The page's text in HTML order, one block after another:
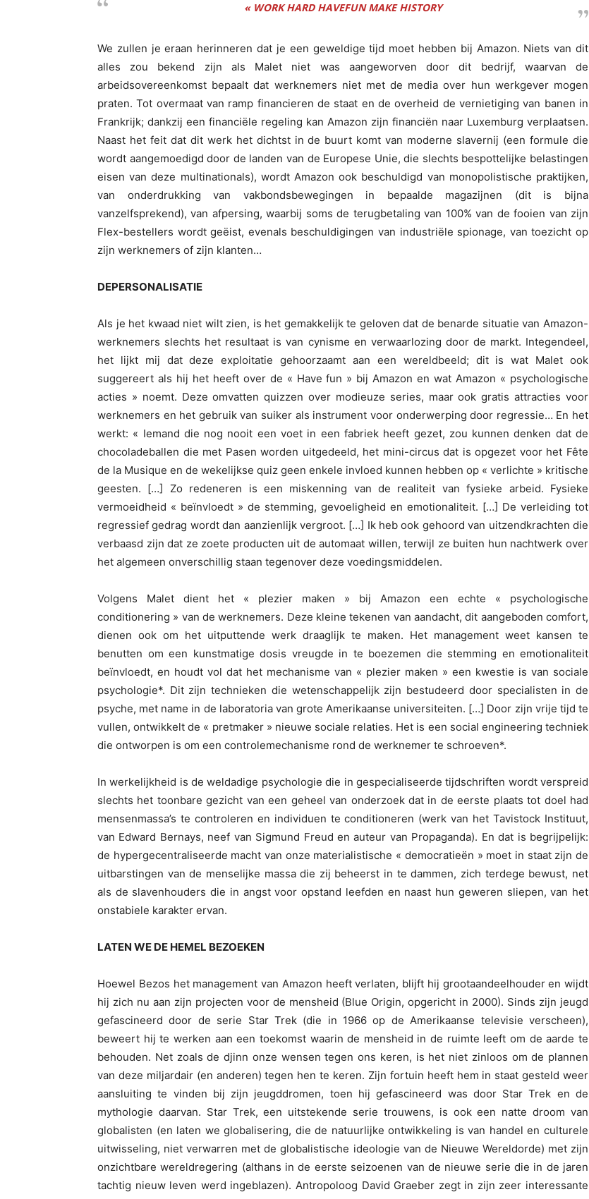
« WORK HARD HAVEFUN MAKE HISTORY
We zullen je eraan herinneren dat je een geweldige tijd moet hebben bij Amazon. Niets van dit
alles zou bekend zijn als Malet niet was aangeworven door dit bedrijf, waarvan de
arbeidsovereenkomst bepaalt dat werknemers niet met de media over hun werkgever mogen
praten. Tot overmaat van ramp financieren de staat en de overheid de vernietiging van banen in
Frankrijk; dankzij een financiële regeling kan Amazon zijn financiën naar Luxemburg verplaatsen.
Naast het feit dat dit werk het dichtst in de buurt komt van moderne slavernij (een formule die
wordt aangemoedigd door de landen van de Europese Unie, die slechts bespottelijke belastingen
eisen van deze multinationals), wordt Amazon ook beschuldigd van monopolistische praktijken,
van onderdrukking van vakbondsbewegingen in bepaalde magazijnen (dit is bijna
vanzelfsprekend), van afpersing, waarbij soms de terugbetaling van 100% van de fooien van zijn
Flex-bestellers wordt geëist, evenals beschuldigingen van industriële spionage, van toezicht op
zijn werknemers of zijn klanten…
DEPERSONALISATIE
Als je het kwaad niet wilt zien, is het gemakkelijk te geloven dat de benarde situatie van Amazon-
werknemers slechts het resultaat is van cynisme en verwaarlozing door de markt. Integendeel,
het lijkt mij dat deze exploitatie gehoorzaamt aan een wereldbeeld; dit is wat Malet ook
suggereert als hij het heeft over de « Have fun » bij Amazon en wat Amazon « psychologische
acties » noemt. Deze omvatten quizzen over modieuze series, maar ook gratis attracties voor
werknemers en het gebruik van suiker als instrument voor onderwerping door regressie… En het
werkt: « Iemand die nog nooit een voet in een fabriek heeft gezet, zou kunnen denken dat de
chocoladeballen die met Pasen worden uitgedeeld, het mini-circus dat is opgezet voor het Fête
de la Musique en de wekelijkse quiz geen enkele invloed kunnen hebben op « verlichte » kritische
geesten. […] Zo redeneren is een miskenning van de realiteit van fysieke arbeid. Fysieke
vermoeidheid « beïnvloedt » de stemming, gevoeligheid en emotionaliteit. […] De verleiding tot
regressief gedrag wordt dan aanzienlijk vergroot. […] Ik heb ook gehoord van uitzendkrachten die
verbaasd zijn dat ze zoete producten uit de automaat willen, terwijl ze buiten hun nachtwerk over
het algemeen onverschillig staan tegenover deze voedingsmiddelen.
Volgens Malet dient het « plezier maken » bij Amazon een echte « psychologische
conditionering » van de werknemers. Deze kleine tekenen van aandacht, dit aangeboden comfort,
dienen ook om het uitputtende werk draaglijk te maken. Het management weet kansen te
benutten om een kunstmatige dosis vreugde in te boezemen die stemming en emotionaliteit
beïnvloedt, en houdt vol dat het mechanisme van « plezier maken » een kwestie is van sociale
psychologie*. Dit zijn technieken die wetenschappelijk zijn bestudeerd door specialisten in de
psyche, met name in de laboratoria van grote Amerikaanse universiteiten. […] Door zijn vrije tijd te
vullen, ontwikkelt de « pretmaker » nieuwe sociale relaties. Het is een social engineering techniek
die ontworpen is om een controlemechanisme rond de werknemer te schroeven*.
In werkelijkheid is de weldadige psychologie die in gespecialiseerde tijdschriften wordt verspreid
slechts het toonbare gezicht van een geheel van onderzoek dat in de eerste plaats tot doel had
mensenmassa’s te controleren en individuen te conditioneren (werk van het Tavistock Instituut,
van Edward Bernays, neef van Sigmund Freud en auteur van Propaganda). En dat is begrijpelijk:
de hypergecentraliseerde macht van onze materialistische « democratieën » moet in staat zijn de
uitbarstingen van de menselijke massa die zij beheerst in te dammen, zich terdege bewust, net
als de slavenhouders die in angst voor opstand leefden en naast hun geweren sliepen, van het
onstabiele karakter ervan.
LATEN WE DE HEMEL BEZOEKEN
Hoewel Bezos het management van Amazon heeft verlaten, blijft hij grootaandeelhouder en wijdt
hij zich nu aan zijn projecten voor de mensheid (Blue Origin, opgericht in 2000). Sinds zijn jeugd
gefascineerd door de serie Star Trek (die in 1966 op de Amerikaanse televisie verscheen),
beweert hij te werken aan een toekomst waarin de mensheid in de ruimte leeft om de aarde te
behouden. Net zoals de djinn onze wensen tegen ons keren, is het niet zinloos om de plannen
van deze miljardair (en anderen) tegen hen te keren. Zijn fortuin heeft hem in staat gesteld weer
aansluiting te vinden bij zijn jeugddromen, toen hij gefascineerd was door Star Trek en de
mythologie daarvan. Star Trek, een uitstekende serie trouwens, is ook een natte droom van
globalisten (en laten we globalisering, die de natuurlijke ontwikkeling is van handel en culturele
uitwisseling, niet verwarren met de globalistische ideologie van de Nieuwe Wereldorde) met zijn
onzichtbare wereldregering (althans in de eerste seizoenen van de nieuwe serie die in de jaren
tachtig nieuw leven werd ingeblazen). Antropoloog David Graeber zegt in zijn zeer interessante